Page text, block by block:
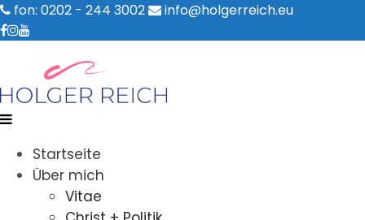
fon: 0202 - 244 3002 info@holgerreich.eu
Startseite
Über mich
Vitae